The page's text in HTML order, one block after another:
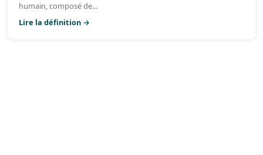
humain, composé de...
Lire la définition →